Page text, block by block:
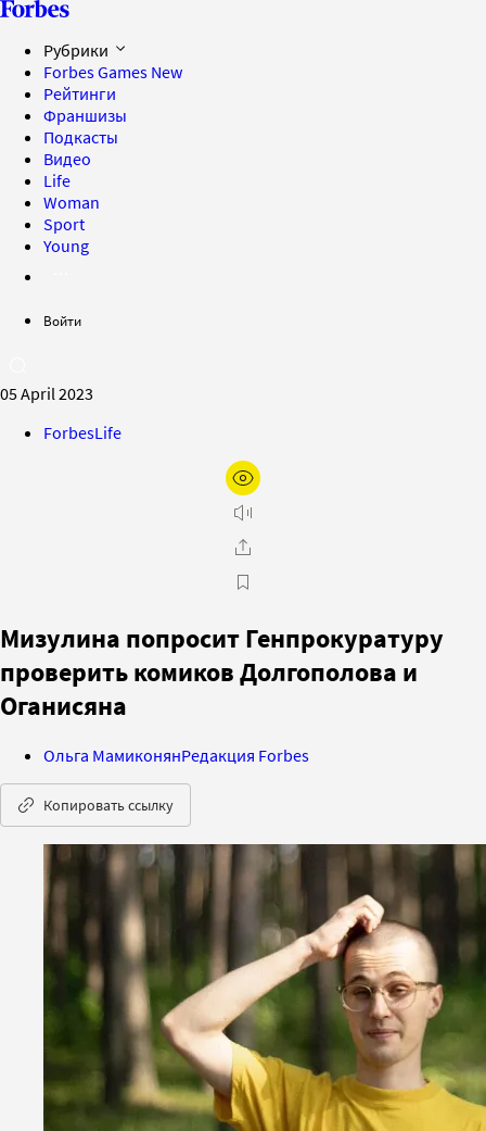
Рубрики
Forbes Games New
Рейтинги
Франшизы
Подкасты
Видео
Life
Woman
Sport
Young
Войти
05 April 2023
ForbesLife
Мизулина попросит Генпрокуратуру
проверить комиков Долгополова и
Оганисяна
Ольга МамиконянРедакция Forbes
Копировать ссылку